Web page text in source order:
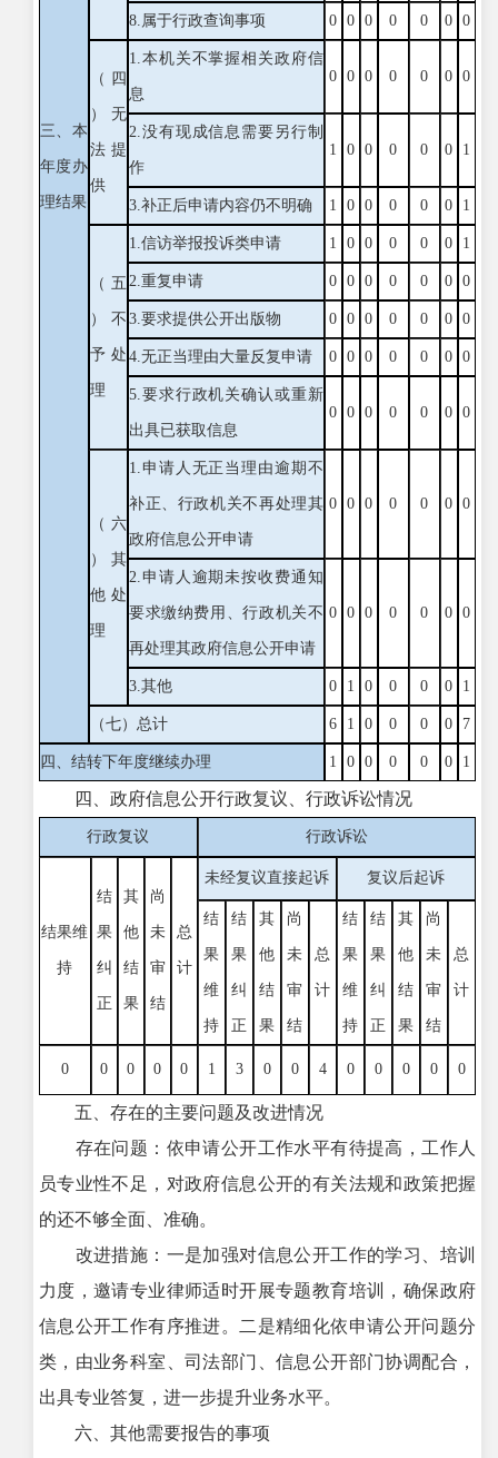
三、本
年度办
理结果
8.属于行政查询事项 0 0 0 0 0 0 0
（四
）无
法提
供
1.本机关不掌握相关政府信
息
0 0 0 0 0 0 0
2.没有现成信息需要另行制
作
1 0 0 0 0 0 1
3.补正后申请内容仍不明确 1 0 0 0 0 0 1
（五
）不
予处
理
1.信访举报投诉类申请 1 0 0 0 0 0 1
2.重复申请 0 0 0 0 0 0 0
3.要求提供公开出版物 0 0 0 0 0 0 0
4.无正当理由大量反复申请 0 0 0 0 0 0 0
5.要求行政机关确认或重新
出具已获取信息
0 0 0 0 0 0 0
（六
）其
他处
理
1.申请人无正当理由逾期不
补正、行政机关不再处理其
政府信息公开申请
0 0 0 0 0 0 0
2.申请人逾期未按收费通知
要求缴纳费用、行政机关不
再处理其政府信息公开申请
0 0 0 0 0 0 0
3.其他 0 1 0 0 0 0 1
（七）总计 6 1 0 0 0 0 7
四、结转下年度继续办理 1 0 0 0 0 0 1
四、政府信息公开行政复议、行政诉讼情况
行政复议 行政诉讼
结果维
持
结
果
纠
正
其
他
结
果
尚
未
审
结
总
计
未经复议直接起诉 复议后起诉
结
果
维
持
结
果
纠
正
其
他
结
果
尚
未
审
结
总
计
结
果
维
持
结
果
纠
正
其
他
结
果
尚
未
审
结
总
计
0 0 0 0 0 1 3 0 0 4 0 0 0 0 0
五、存在的主要问题及改进情况
存在问题：依申请公开工作水平有待提高，工作人
员专业性不足，对政府信息公开的有关法规和政策把握
的还不够全面、准确。
改进措施：一是加强对信息公开工作的学习、培训
力度，邀请专业律师适时开展专题教育培训，确保政府
信息公开工作有序推进。二是精细化依申请公开问题分
类，由业务科室、司法部门、信息公开部门协调配合，
出具专业答复，进一步提升业务水平。
六、其他需要报告的事项